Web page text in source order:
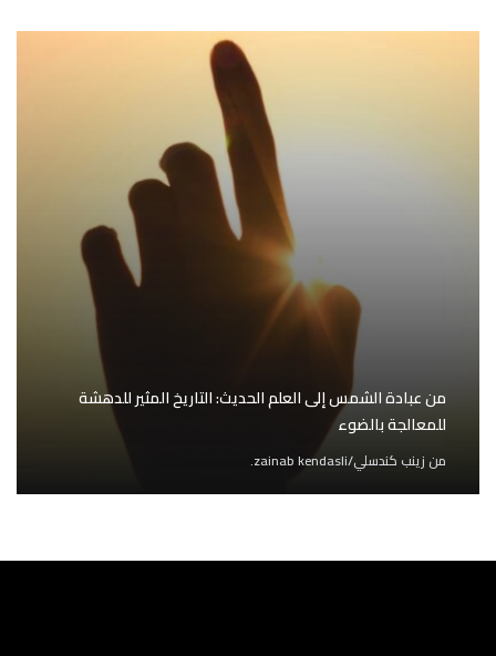
من عبادة الشمس إلى العلم الحديث: التاريخ المثير للدهشة
للمعالجة بالضوء
من زينب كندسلي/zainab kendasli.